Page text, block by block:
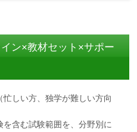
ン×教材セット×サポー
しい方、独学が難しい方向
含む試験範囲を、分野別に